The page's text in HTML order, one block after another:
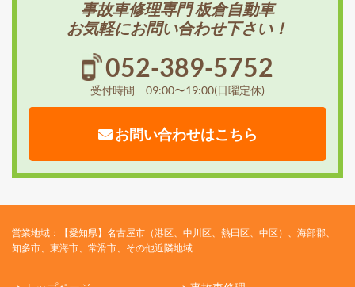
事故車修理専門 板倉自動車
お気軽にお問い合わせ下さい！
052-389-5752
受付時間 09:00〜19:00(日曜定休)
お問い合わせはこちら
営業地域：【愛知県】名古屋市（港区、中川区、熱田区、中区）、海部郡、
知多市、東海市、常滑市、その他近隣地域